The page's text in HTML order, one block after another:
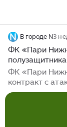
В городе N3
ФК «Пари
ФК «Пари
контракт с
Соколовым. Об